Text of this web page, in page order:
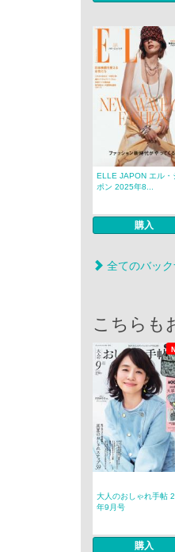
ELLE JAPON エル・
ポン 2025年8...
購入
全てのバッ
こちらも
大人のおしゃれ手帖
年9月号
購入